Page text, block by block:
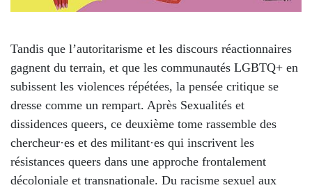
Tandis que l’autoritarisme et les discours réactionnaires
gagnent du terrain, et que les communautés LGBTQ+ en
subissent les violences répétées, la pensée critique se
dresse comme un rempart. Après Sexualités et
dissidences queers, ce deuxième tome rassemble des
chercheur·es et des militant·es qui inscrivent les
résistances queers dans une approche frontalement
décoloniale et transnationale. Du racisme sexuel aux